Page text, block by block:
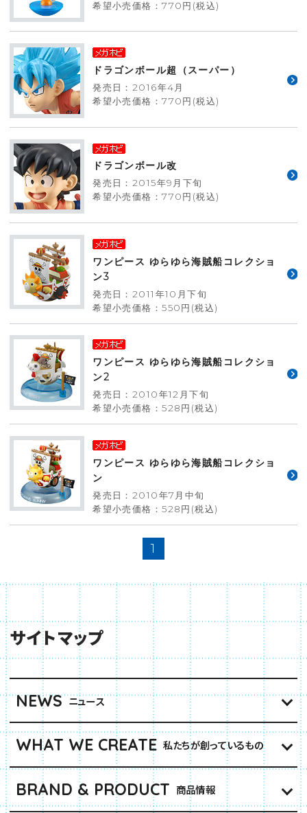
希望小売価格：770円(税込)
ドラゴンボール超（スーパー）
発売日：2016年4月
希望小売価格：770円(税込)
ドラゴンボール改
発売日：2015年9月下旬
希望小売価格：770円(税込)
ワンピース ゆらゆら海賊船コレクショ
ン3
発売日：2011年10月下旬
希望小売価格：550円(税込)
ワンピース ゆらゆら海賊船コレクショ
ン2
発売日：2010年12月下旬
希望小売価格：528円(税込)
ワンピース ゆらゆら海賊船コレクショ
ン
発売日：2010年7月中旬
希望小売価格：528円(税込)
1
サイトマップ
NEWS ニュース
WHAT WE CREATE 私たちが創っているもの
BRAND & PRODUCT 商品情報